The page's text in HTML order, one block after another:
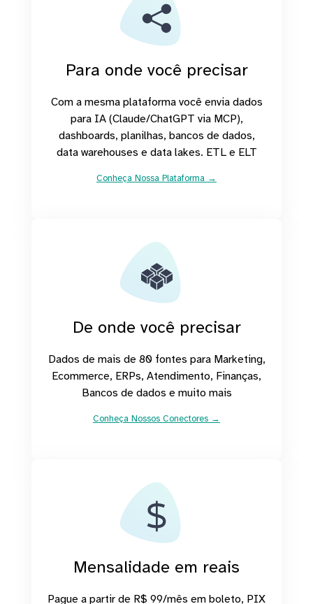
Para onde você precisar
Com a mesma plataforma você envia dados
para IA (Claude/ChatGPT via MCP),
dashboards, planilhas, bancos de dados,
data warehouses e data lakes. ETL e ELT
Conheça Nossa Plataforma →
De onde você precisar
Dados de mais de 80 fontes para Marketing,
Ecommerce, ERPs, Atendimento, Finanças,
Bancos de dados e muito mais
Conheça Nossos Conectores →
Mensalidade em reais
Pague a partir de R$ 99/mês em boleto, PIX